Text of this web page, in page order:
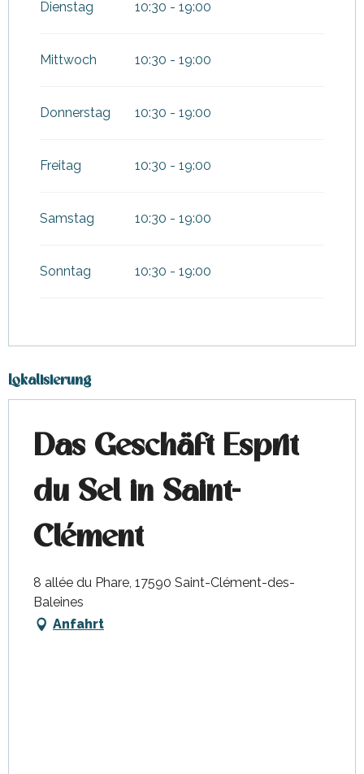
Dienstag 10:30 - 19:00
Mittwoch 10:30 - 19:00
Donnerstag 10:30 - 19:00
Freitag 10:30 - 19:00
Samstag 10:30 - 19:00
Sonntag 10:30 - 19:00
Lokalisierung
Das Geschäft Esprit
du Sel in Saint-
Clément
8 allée du Phare, 17590 Saint-Clément-des-
Baleines
Anfahrt